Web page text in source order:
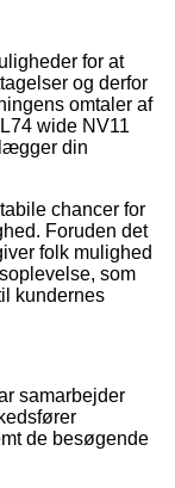
for at
og derfor
omtaler af
wide NV11
din
chancer for
Foruden det
folk mulighed
som
kundernes
samarbejder
de besøgende